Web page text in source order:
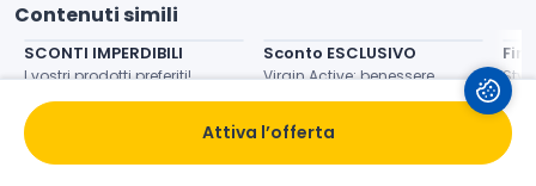
Contenuti simili
SCONTI IMPERDIBILI
I vostri prodotti preferiti!
Sconto ESCLUSIVO
Virgin Active: benessere
up
Attiva l’offerta